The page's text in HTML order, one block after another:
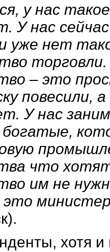
у нас
У нас
уже нет
торговли.
– это
повесили,
У нас
что
им не
хотя